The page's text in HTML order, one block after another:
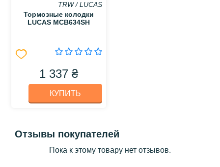
TRW / LUCAS
Тормозные колодки
LUCAS MCB634SH
1 337 ₴
КУПИТЬ
Отзывы покупателей
Пока к этому товару нет отзывов.